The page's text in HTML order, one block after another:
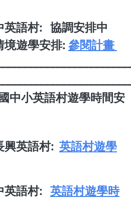
英語村: 協調安排中
境遊學安排: 參閱計畫
中小英語村遊學時間安
興英語村: 英語村遊學
英語村: 英語村遊學時